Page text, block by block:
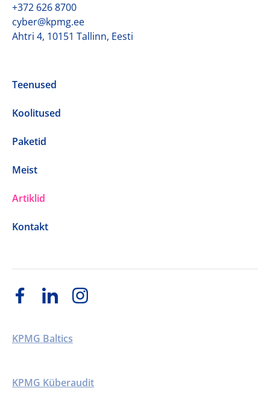
+372 626 8700
cyber@kpmg.ee
Ahtri 4, 10151 Tallinn, Eesti
Teenused
Koolitused
Paketid
Meist
Artiklid
Kontakt
KPMG Baltics
KPMG Küberaudit